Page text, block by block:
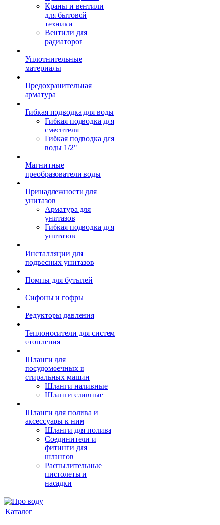
Краны и вентили
для бытовой
техники
Вентили для
радиаторов
Уплотнительные
материалы
Предохранительная
арматура
Гибкая подводка для воды
Гибкая подводка для
смесителя
Гибкая подводка для
воды 1/2"
Магнитные
преобразователи воды
Принадлежности для
унитазов
Арматура для
унитазов
Гибкая подводка для
унитазов
Инсталляции для
подвесных унитазов
Помпы для бутылей
Сифоны и гофры
Редукторы давления
Теплоносители для систем
отопления
Шланги для
посудомоечных и
стиральных машин
Шланги наливные
Шланги сливные
Шланги для полива и
аксессуары к ним
Шланги для полива
Соединители и
фитинги для
шлангов
Распылительные
пистолеты и
насадки
Каталог